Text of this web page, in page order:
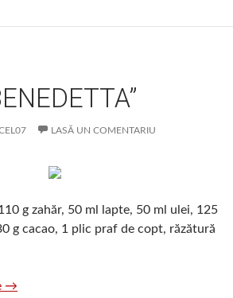
LASĂ UN COMENTARIU
g zahăr, 50 ml lapte, 50 ml ulei, 125
g cacao, 1 plic praf de copt, răzătură
Brioșe „Benedetta”
→